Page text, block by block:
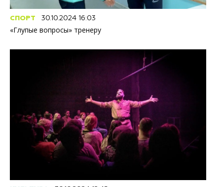
СПОРТ 30.10.2024 16:03
«Глупые вопросы» тренеру